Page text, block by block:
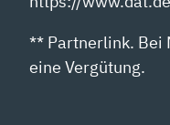
** Partnerlink. Bei
eine Vergütung.